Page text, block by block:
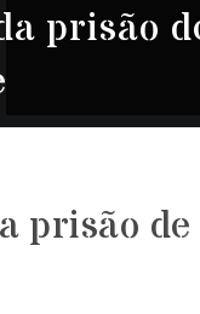
prisão
prisão de